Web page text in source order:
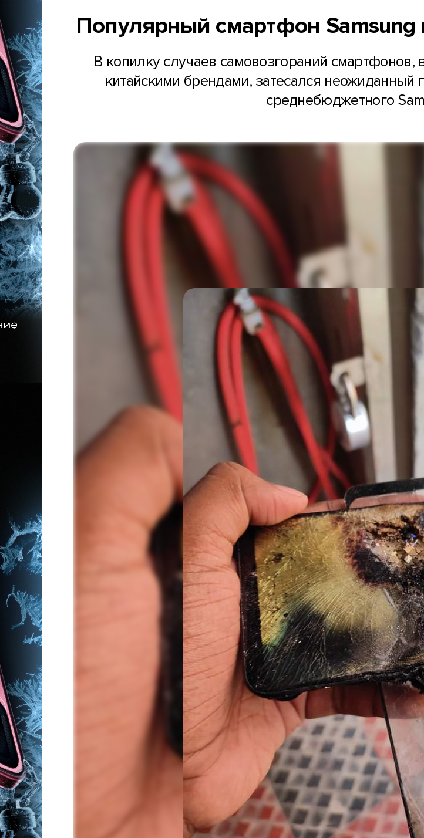
Популярный смартфон Samsung
В копилку случаев самовозгораний
китайскими брендами, затесался
среднебюджетного